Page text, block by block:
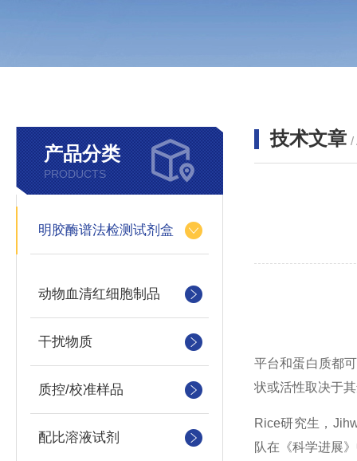
产品分类
PRODUCTS
明胶酶谱法检测试剂盒
动物血清红细胞制品
干扰物质
质控/校准样品
配比溶液试剂
技术文章 /
平台和蛋白质都
状或活性取决于
Rice研究生，
队在《科学进展